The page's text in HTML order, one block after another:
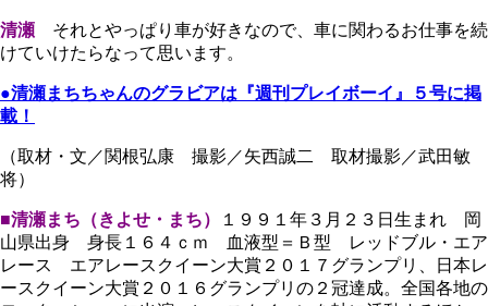
清瀬
それとやっぱり車が好きなので、車に関わるお仕事を続
けていけたらなって思います。
●清瀬まちちゃんのグラビアは『週刊プレイボーイ』５号に掲
載！
（取材・文／関根弘康 撮影／矢西誠二 取材撮影／武田敏
将）
■清瀬まち（きよせ・まち）
１９９１年３月２３日生まれ 岡
山県出身 身長１６４ｃｍ 血液型＝Ｂ型 レッドブル・エア
レース エアレースクイーン大賞２０１７グランプリ、日本レ
ースクイーン大賞２０１６グランプリの２冠達成。全国各地の